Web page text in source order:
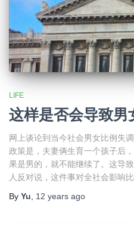
LIFE
这样是否会导致男
网上谈论到当今社会男女比例失
政策是，夫妻俩生育一个孩子后
果是男的，就不能继续了。这导
人反对说，这件事对全社会影响
By Yu 12 years ago